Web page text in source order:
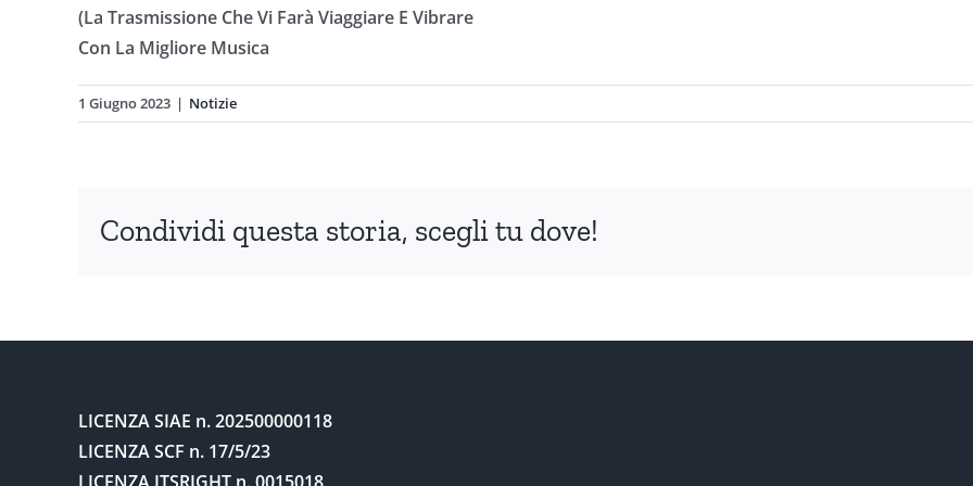
(La Trasmissione Che Vi Farà Viaggiare E Vibrare
Con La Migliore Musica
1 Giugno 2023 | Notizie
Condividi questa storia, scegli tu dove!
LICENZA SIAE n. 202500000118
LICENZA SCF n. 17/5/23